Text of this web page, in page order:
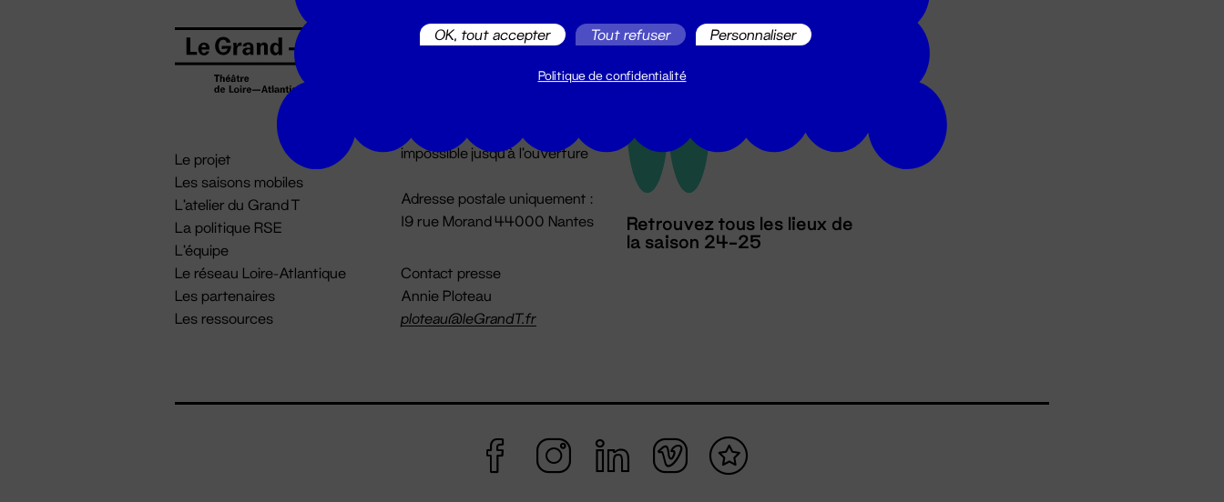
Le projet
Les saisons mobiles
L'atelier du Grand T
La politique RSE
L'équipe
Le réseau Loire-Atlantique
Les partenaires
Les ressources
Billetterie
billetterie@leGrandT.fr
impossible jusqu'à l'ouverture
Adresse postale uniquement :
19 rue Morand 44000 Nantes
Contact presse
Annie Ploteau
ploteau@leGrandT.fr
Retrouvez tous les lieux de
la saison 24-25
OK, tout accepter Tout refuser Personnaliser
Politique de confidentialité